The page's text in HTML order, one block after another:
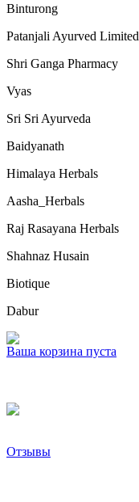
Binturong
Patanjali Ayurved Limited
Shri Ganga Pharmacy
Vyas
Sri Sri Ayurveda
Baidyanath
Himalaya Herbals
Aasha_Herbals
Raj Rasayana Herbals
Shahnaz Husain
Biotique
Dabur
Ваша корзина пуста
Отзывы